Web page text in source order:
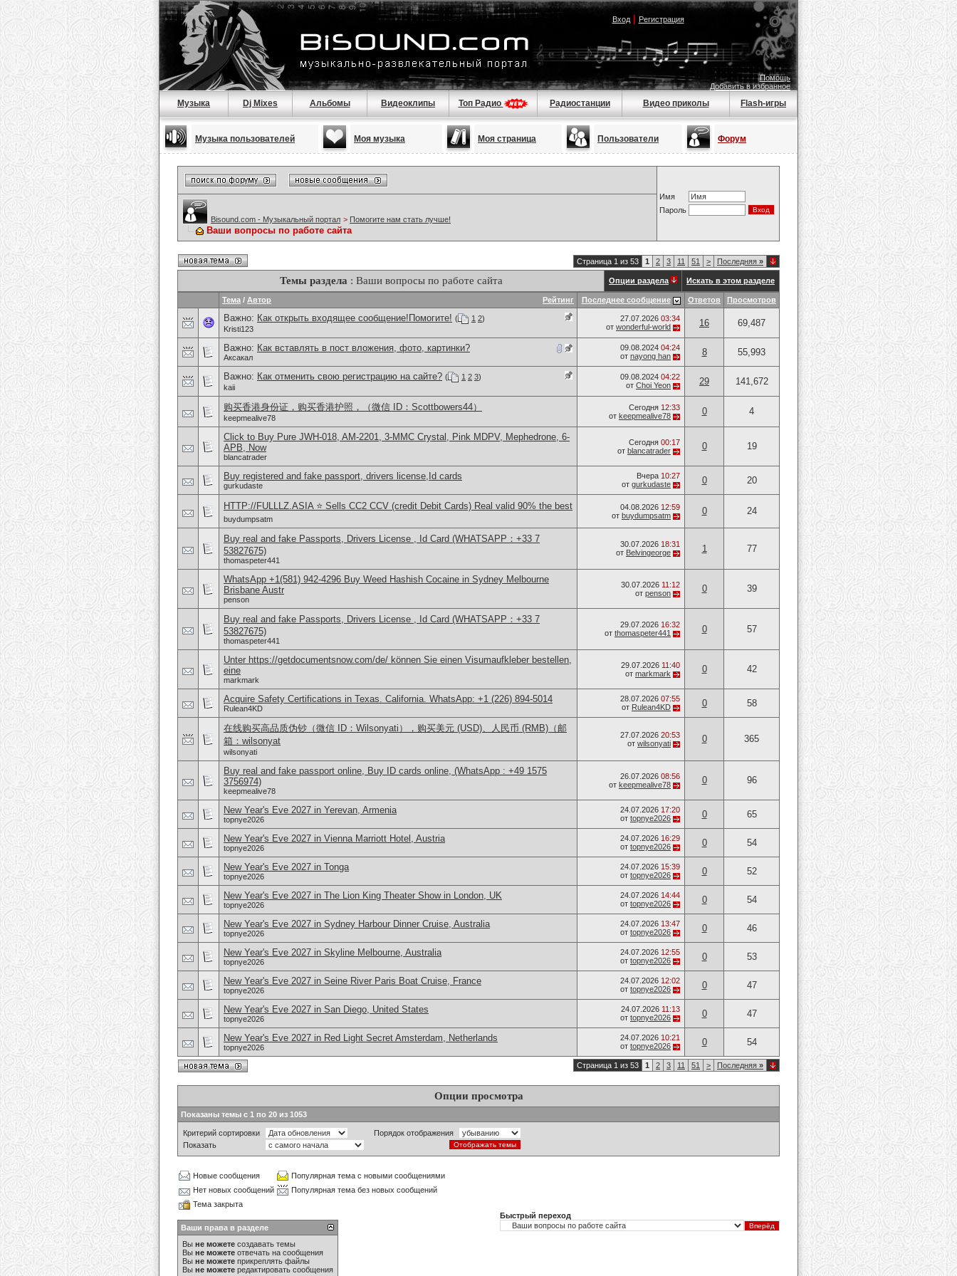
Вход| Регистрация
Помощь
Добавить в избранное
Музыка Dj Mixes Альбомы Видеоклипы Топ Радио Радиостанции Видео приколы Flash-игры
Музыка пользователей Моя музыка Моя страница Пользователи Форум
Имя
Пароль
Bisound.com - Музыкальный портал > Помогите нам стать лучше!
Ваши вопросы по работе сайта
Страница 1 из 53 1 2 3 11 51 > Последняя »
Темы раздела : Ваши вопросы по работе сайта Опции раздела Искать в этом разделе
Рейтинг
Тема / Автор Последнее сообщение Ответов Просмотров
Важно: Как открыть входящее сообщение!Помогите! ( 1 2)
Kristi123
27.07.2026 03:34
от wonderful-world 16 69,487
Важно: Как вставлять в пост вложения, фото, картинки?
Аксакал
09.08.2024 04:24
от nayong han 8 55,993
Важно: Как отменить свою регистрацию на сайте? ( 1 2 3)
kaii
09.08.2024 04:22
от Choi Yeon 29 141,672
购买香港身份证，购买香港护照，（微信 ID：Scottbowers44）
keepmealive78
Сегодня 12:33
от keepmealive78 0 4
Click to Buy Pure JWH-018, AM-2201, 3-MMC Crystal, Pink MDPV, Mephedrone, 6-
APB, Now
blancatrader
Сегодня 00:17
от blancatrader 0 19
Buy registered and fake passport, drivers license,Id cards
gurkudaste
Вчера 10:27
от gurkudaste 0 20
HTTP://FULLLZ.ASIA ⭐️ Sells CC2 CCV (credit Debit Cards) Real valid 90% the best
buydumpsatm
04.08.2026 12:59
от buydumpsatm 0 24
Buy real and fake Passports, Drivers License , Id Card (WHATSAPP：+33 7
53827675)
thomaspeter441
30.07.2026 18:31
от Belvingeorge 1 77
WhatsApp +1(581) 942-4296 Buy Weed Hashish Cocaine in Sydney Melbourne
Brisbane Austr
penson
30.07.2026 11:12
от penson 0 39
Buy real and fake Passports, Drivers License , Id Card (WHATSAPP：+33 7
53827675)
thomaspeter441
29.07.2026 16:32
от thomaspeter441 0 57
Unter https://getdocumentsnow.com/de/ können Sie einen Visumaufkleber bestellen,
eine
markmark
29.07.2026 11:40
от markmark 0 42
Acquire Safety Certifications in Texas. California. WhatsApp: +1 (226) 894-5014
Rulean4KD
28.07.2026 07:55
от Rulean4KD 0 58
在线购买高品质伪钞（微信 ID：Wilsonyati），购买美元 (USD)、人民币 (RMB)（邮
箱：wilsonyat
wilsonyati
27.07.2026 20:53
от wilsonyati 0 365
Buy real and fake passport online, Buy ID cards online, (WhatsApp : +49 1575
3756974)
keepmealive78
26.07.2026 08:56
от keepmealive78 0 96
New Year's Eve 2027 in Yerevan, Armenia
topnye2026
24.07.2026 17:20
от topnye2026 0 65
New Year's Eve 2027 in Vienna Marriott Hotel, Austria
topnye2026
24.07.2026 16:29
от topnye2026 0 54
New Year's Eve 2027 in Tonga
topnye2026
24.07.2026 15:39
от topnye2026 0 52
New Year's Eve 2027 in The Lion King Theater Show in London, UK
topnye2026
24.07.2026 14:44
от topnye2026 0 54
New Year's Eve 2027 in Sydney Harbour Dinner Cruise, Australia
topnye2026
24.07.2026 13:47
от topnye2026 0 46
New Year's Eve 2027 in Skyline Melbourne, Australia
topnye2026
24.07.2026 12:55
от topnye2026 0 53
New Year's Eve 2027 in Seine River Paris Boat Cruise, France
topnye2026
24.07.2026 12:02
от topnye2026 0 47
New Year's Eve 2027 in San Diego, United States
topnye2026
24.07.2026 11:13
от topnye2026 0 47
New Year's Eve 2027 in Red Light Secret Amsterdam, Netherlands
topnye2026
24.07.2026 10:21
от topnye2026 0 54
Страница 1 из 53 1 2 3 11 51 > Последняя »
Опции просмотра
Показаны темы с 1 по 20 из 1053
Критерий сортировки
Порядок отображения
Показать
Новые сообщения
Популярная тема с новыми сообщениями
Нет новых сообщений
Популярная тема без новых сообщений
Тема закрыта
Ваши права в разделе
Вы не можете создавать темы
Вы не можете отвечать на сообщения
Вы не можете прикреплять файлы
Вы не можете редактировать сообщения
Быстрый переход